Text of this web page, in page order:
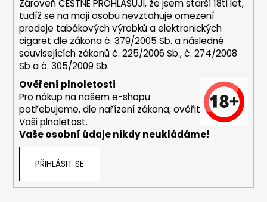
D
o
u
m
e
Zároveň ČESTNĚ PROHLAŠUJI, že jsem starší 18ti let,
tudíž se na moji osobu nevztahuje omezení
prodeje tabákových výrobků a elektronických
cigaret dle zákona č. 379/2005 Sb. a následně
souvisejících zákonů č. 225/2006 Sb., č. 274/2008
Sb a č. 305/2009 Sb.
Ověření plnoletosti
Pro nákup na našem e-shopu
potřebujeme, dle nařízení zákona, ověřit
Vaši plnoletost.
Vaše osobní údaje nikdy neukládáme!
PŘIHLÁSIT SE